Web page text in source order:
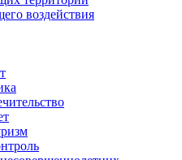
воздействия